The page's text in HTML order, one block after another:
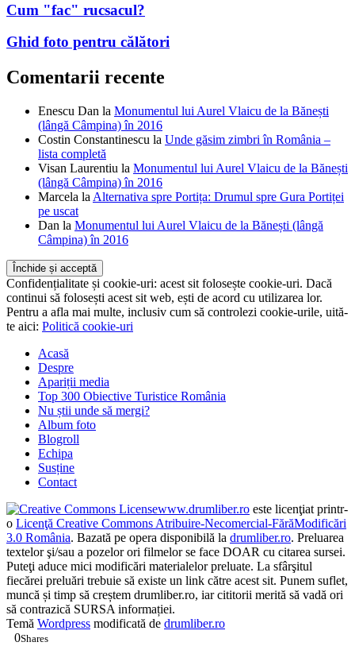
Cum "fac" rucsacul?
Ghid foto pentru călători
Comentarii recente
Enescu Dan la Monumentul lui Aurel Vlaicu de la Bănești
(lângă Câmpina) în 2016
Costin Constantinescu la Unde găsim zimbri în România –
lista completă
Visan Laurentiu la Monumentul lui Aurel Vlaicu de la Bănești
(lângă Câmpina) în 2016
Marcela la Alternativa spre Portița: Drumul spre Gura Portiței
pe uscat
Dan la Monumentul lui Aurel Vlaicu de la Bănești (lângă
Câmpina) în 2016
Confidențialitate și cookie-uri: acest sit folosește cookie-uri. Dacă
continui să folosești acest sit web, ești de acord cu utilizarea lor.
Pentru a afla mai multe, inclusiv cum să controlezi cookie-urile, uită-
te aici: Politică cookie-uri
Acasă
Despre
Apariții media
Top 300 Obiective Turistice România
Nu știi unde să mergi?
Album foto
Blogroll
Echipa
Susține
Contact
www.drumliber.ro este licenţiat printr-
o Licenţă Creative Commons Atribuire-Necomercial-FărăModificări
3.0 România. Bazată pe opera disponibilă la drumliber.ro. Preluarea
textelor şi/sau a pozelor ori filmelor se face DOAR cu citarea sursei.
Puteţi aduce mici modificări materialelor preluate. La sfârşitul
fiecărei preluări trebuie să existe un link către acest sit. Punem suflet,
muncă și timp să creștem drumliber.ro, iar cititorii merită să vadă ori
să contrazică SURSA informației.
Temă Wordpress modificată de drumliber.ro
0Shares